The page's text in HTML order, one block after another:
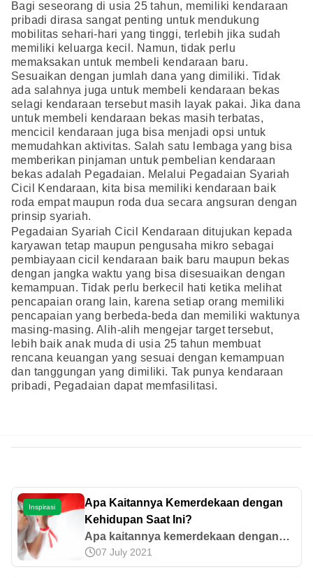
Bagi seseorang di usia 25 tahun, memiliki kendaraan
pribadi dirasa sangat penting untuk mendukung
mobilitas sehari-hari yang tinggi, terlebih jika sudah
memiliki keluarga kecil. Namun, tidak perlu
memaksakan untuk membeli kendaraan baru.
Sesuaikan dengan jumlah dana yang dimiliki. Tidak
ada salahnya juga untuk membeli kendaraan bekas
selagi kendaraan tersebut masih layak pakai. Jika dana
untuk membeli kendaraan bekas masih terbatas,
mencicil kendaraan juga bisa menjadi opsi untuk
memudahkan aktivitas. Salah satu lembaga yang bisa
memberikan pinjaman untuk pembelian kendaraan
bekas adalah Pegadaian. Melalui Pegadaian Syariah
Cicil Kendaraan, kita bisa memiliki kendaraan baik
roda empat maupun roda dua secara angsuran dengan
prinsip syariah.
Pegadaian Syariah Cicil Kendaraan ditujukan kepada
karyawan tetap maupun pengusaha mikro sebagai
pembiayaan cicil kendaraan baik baru maupun bekas
dengan jangka waktu yang bisa disesuaikan dengan
kemampuan. Tidak perlu berkecil hati ketika melihat
pencapaian orang lain, karena setiap orang memiliki
pencapaian yang berbeda-beda dan memiliki waktunya
masing-masing. Alih-alih mengejar target tersebut,
lebih baik anak muda di usia 25 tahun membuat
rencana keuangan yang sesuai dengan kemampuan
dan tanggungan yang dimiliki. Tak punya kendaraan
pribadi, Pegadaian dapat memfasilitasi.
Inspirasi
Apa Kaitannya Kemerdekaan dengan
Kehidupan Saat Ini?
Apa kaitannya kemerdekaan dengan
kehidupan saat ini? Ada banyak, mulai
dari ruang untuk berkembang hingga
07 July 2021